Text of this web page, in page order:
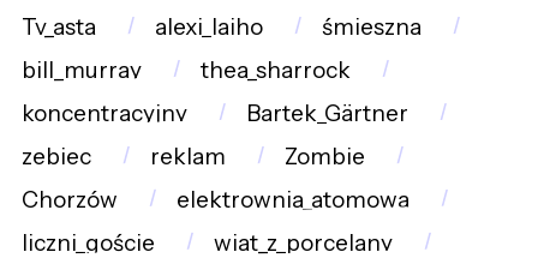
Tv_asta
alexi_laiho
śmieszna
bill_murray
thea_sharrock
koncentracyjny
Bartek_Gärtner
zebiec
reklam
Zombie
Chorzów
elektrownia_atomowa
liczni_goście
wiat_z_porcelany